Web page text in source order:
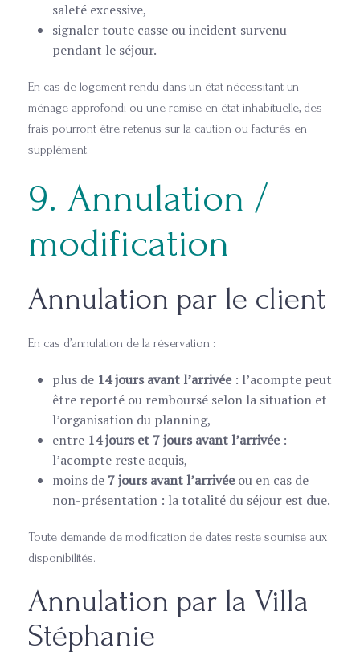
saleté excessive,
signaler toute casse ou incident survenu
pendant le séjour.
En cas de logement rendu dans un état nécessitant un
ménage approfondi ou une remise en état inhabituelle, des
frais pourront être retenus sur la caution ou facturés en
supplément.
9. Annulation /
modification
Annulation par le client
En cas d’annulation de la réservation :
plus de 14 jours avant l’arrivée: l’acompte peut
être reporté ou remboursé selon la situation et
l’organisation du planning,
entre 14 jours et 7 jours avant l’arrivée:
l’acompte reste acquis,
moins de 7 jours avant l’arrivéeou en cas de
non-présentation : la totalité du séjour est due.
Toute demande de modification de dates reste soumise aux
disponibilités.
Annulation par la Villa
Stéphanie